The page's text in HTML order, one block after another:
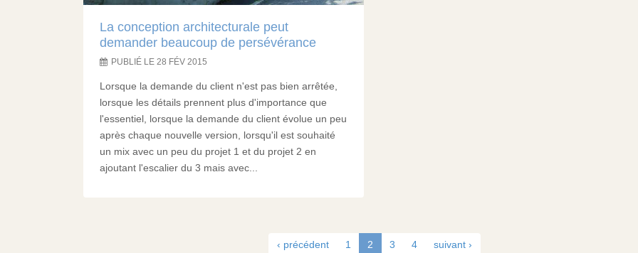
La conception architecturale peut
demander beaucoup de persévérance
PUBLIÉ LE 28 FÉV 2015
Lorsque la demande du client n'est pas bien arrêtée,
lorsque les détails prennent plus d'importance que
l'essentiel, lorsque la demande du client évolue un peu
après chaque nouvelle version, lorsqu'il est souhaité
un mix avec un peu du projet 1 et du projet 2 en
ajoutant l'escalier du 3 mais avec...
‹ précédent 1 2 3 4 suivant ›